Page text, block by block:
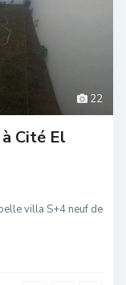
22
Cité El
villa S+4 neuf de